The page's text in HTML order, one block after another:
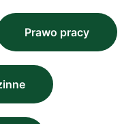
Prawo pracy